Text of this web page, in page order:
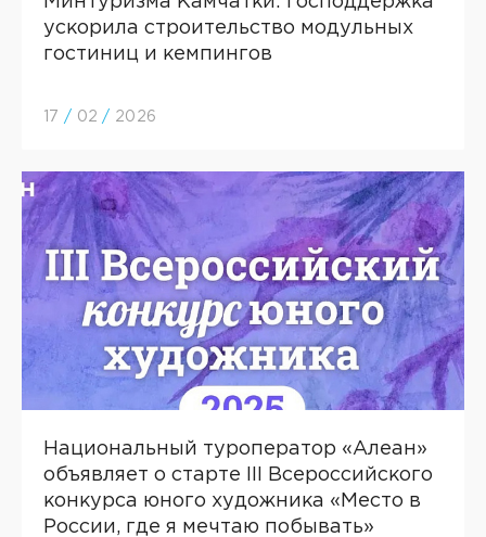
ускорила строительство модульных
гостиниц и кемпингов
17 / 02 / 2026
Национальный туроператор «Алеан»
объявляет о старте III Всероссийского
конкурса юного художника «Место в
России, где я мечтаю побывать»